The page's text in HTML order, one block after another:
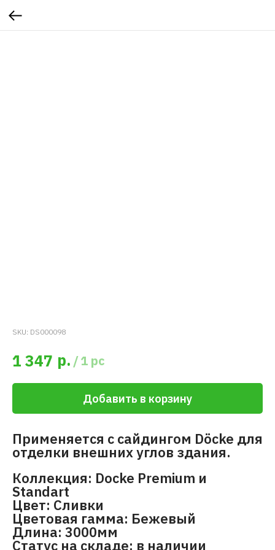
SKU: DS000098
1 347 р. /1 pc
Добавить в корзину
Применяется с сайдингом Döcke для
отделки внешних углов здания.
Коллекция: Docke Premium и
Standart
Цвет: Сливки
Цветовая гамма: Бежевый
Длина: 3000мм
Статус на складе: в наличии